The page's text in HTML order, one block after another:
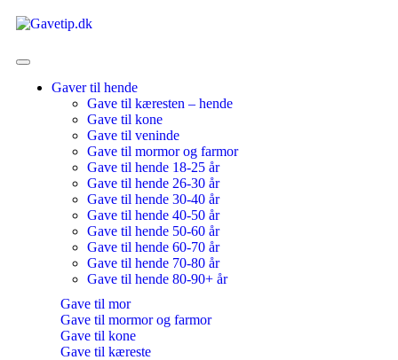
Gaver til hende
Gave til kæresten – hende
Gave til kone
Gave til veninde
Gave til mormor og farmor
Gave til hende 18-25 år
Gave til hende 26-30 år
Gave til hende 30-40 år
Gave til hende 40-50 år
Gave til hende 50-60 år
Gave til hende 60-70 år
Gave til hende 70-80 år
Gave til hende 80-90+ år
Gave til mor
Gave til mormor og farmor
Gave til kone
Gave til kæreste